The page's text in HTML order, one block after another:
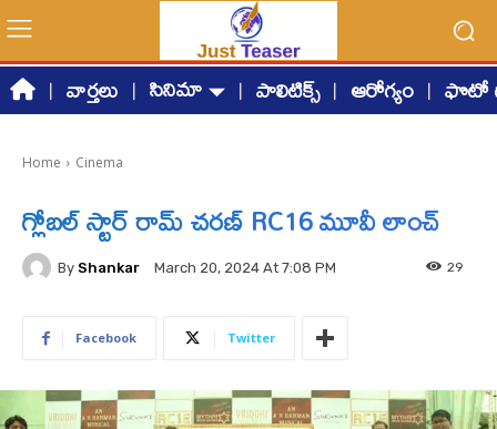
వార్తలు సినిమా పాలిటిక్స్ ఆరోగ్యం ఫొటో
Home Cinema
గ్లోబల్ స్టార్ రామ్ చరణ్ RC16 మూవీ లాంచ్
By Shankar March 20, 2024 At 7:08 PM 29
Facebook Twitter